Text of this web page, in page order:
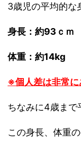
3歳児の平均的な
身長：約93ｃｍ
体重：約14kg
※個人差は非常に
ちなみに4歳まで
この身長、体重